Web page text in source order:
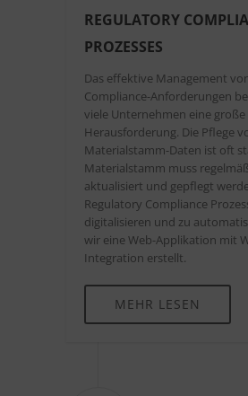
REGULATORY
PROZESSES
Das effektive Management
Compliance-Anforderungen
viele Unternehmen eine große
Herausforderung. Die Pflege
Materialstamm-Daten ist oft
Materialstamm muss
aktualisiert und gepflegt
Regulatory Compliance
digitalisieren und zu
wir eine Web-Applikation mit
Integration erstellt.
MEHR LESEN